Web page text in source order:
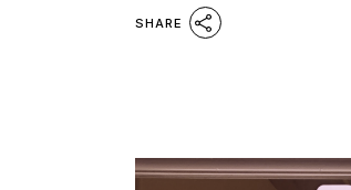
SHARE